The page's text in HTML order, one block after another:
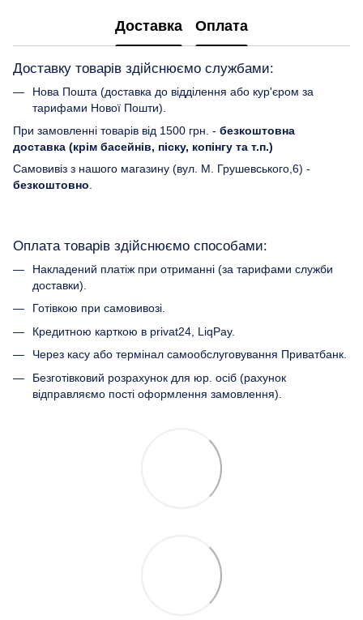
Доставка Оплата
Доставку товарів здійснюємо службами:
Нова Пошта (доставка до відділення або кур'єром за
тарифами Нової Пошти).
При замовленні товарів від 1500 грн. - безкоштовна
доставка (крім басейнів, піску, копінгу та т.п.)
Самовивіз з нашого магазину (вул. М. Грушевського,6) -
безкоштовно
Оплата товарів здійснюємо способами:
Накладений платіж при отриманні (за тарифами служби
доставки).
Готівкою при самовивозі.
Кредитною карткою в privat24, LiqPay.
Через касу або термінал самообслуговування Приватбанк.
Безготівковий розрахунок для юр. осіб (рахунок
відправляємо пості оформлення замовлення).